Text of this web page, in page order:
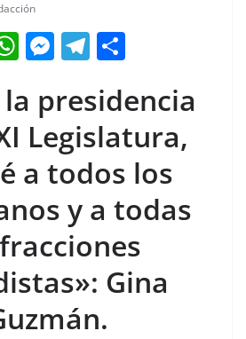
W
at
s
A
p
p
M
ss
e
n
g
er
T
e
gr
a
m
m
p
ar
tir
la presidencia
Legislatura,
a todos los
y a todas
Gina